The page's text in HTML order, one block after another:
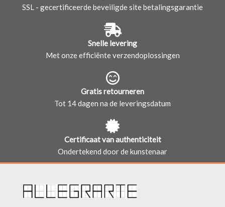
SSL - gecertificeerde beveiligde site betalingsgarantie
Snelle levering
Met onze efficiënte verzendoplossingen
Gratis retourneren
Tot 14 dagen na de leveringsdatum
Certificaat van authenticiteit
Ondertekend door de kunstenaar